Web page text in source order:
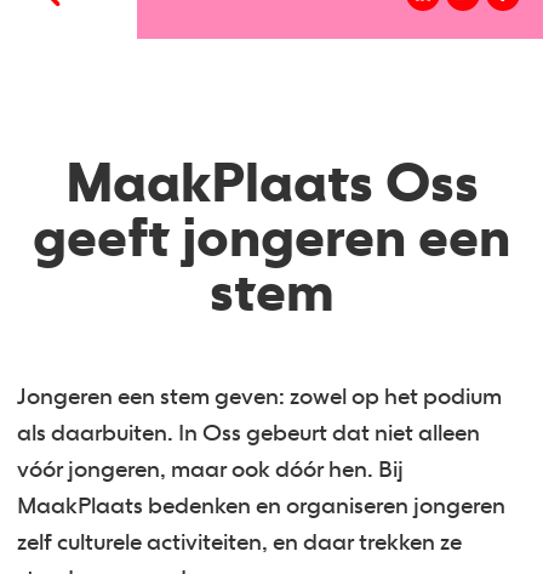
MaakPlaats Oss
geeft jongeren een
stem
Jongeren een stem geven: zowel op het podium
als daarbuiten. In Oss gebeurt dat niet alleen
vóór jongeren, maar ook dóór hen. Bij
MaakPlaats bedenken en organiseren jongeren
zelf culturele activiteiten, en daar trekken ze